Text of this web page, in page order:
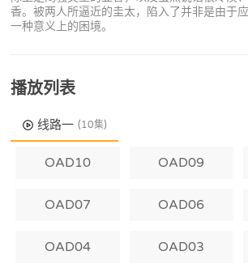
香。被两人所逼近的圭太，陷入了并非是由于
一种意义上的困境。
播放列表
线路一 (10集)
OAD10 OAD09
OAD07 OAD06
OAD04 OAD03